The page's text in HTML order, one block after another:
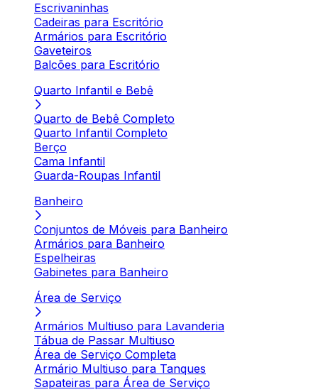
Escrivaninhas
Cadeiras para Escritório
Armários para Escritório
Gaveteiros
Balcões para Escritório
Quarto Infantil e Bebê
Quarto de Bebê Completo
Quarto Infantil Completo
Berço
Cama Infantil
Guarda-Roupas Infantil
Banheiro
Conjuntos de Móveis para Banheiro
Armários para Banheiro
Espelheiras
Gabinetes para Banheiro
Área de Serviço
Armários Multiuso para Lavanderia
Tábua de Passar Multiuso
Área de Serviço Completa
Armário Multiuso para Tanques
Sapateiras para Área de Serviço